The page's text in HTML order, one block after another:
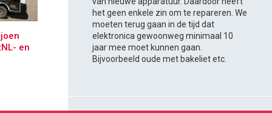
en
het geen enkele zin om te repareren. We
moeten terug gaan in de tijd dat
elektronica gewoonweg minimaal 10
jaar mee moet kunnen gaan.
Bijvoorbeeld oude met bakeliet etc.